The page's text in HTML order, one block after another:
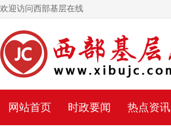
欢迎访问西部基层在线
网站首页 时政要闻 热点资讯